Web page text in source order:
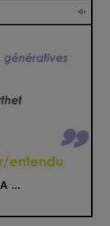
…